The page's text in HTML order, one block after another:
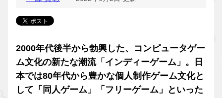
2000年代後半から勃興した、コンピュータゲー
ム文化の新たな潮流「インディーゲーム」。日
本では80年代から豊かな個人制作ゲーム文化と
して「同人ゲーム」「フリーゲーム」といった